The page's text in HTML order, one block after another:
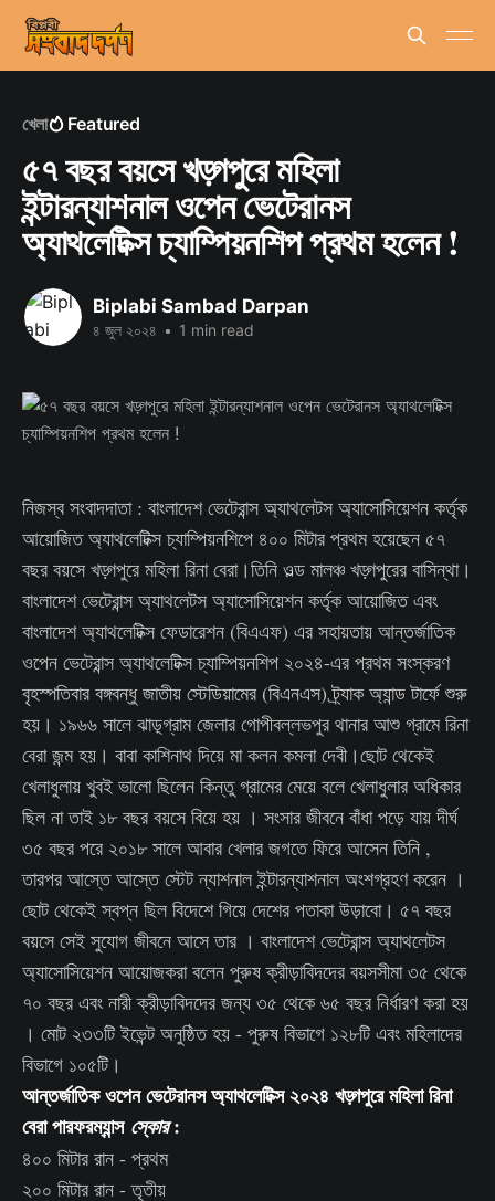
খেলা Featured
৫৭ বছর বয়সে খড়্গপুরে মহিলা
ইন্টারন্যাশনাল ওপেন ভেটেরানস
অ্যাথলেটিক্স চ্যাম্পিয়নশিপ প্রথম হলেন !
Biplabi Sambad Darpan
৪ জুল ২০২৪ • 1 min read
নিজস্ব সংবাদদাতা : বাংলাদেশ ভেটেরান্স অ্যাথলেটস অ্যাসোসিয়েশন কর্তৃক
আয়োজিত অ্যাথলেটিক্স চ্যাম্পিয়নশিপে ৪০০ মিটার প্রথম হয়েছেন ৫৭
বছর বয়সে খড়্গপুরে মহিলা রিনা বেরা।তিনি ওল্ড মালঞ্চ খড়্গপুরের বাসিন্থা।
বাংলাদেশ ভেটেরান্স অ্যাথলেটস অ্যাসোসিয়েশন কর্তৃক আয়োজিত এবং
বাংলাদেশ অ্যাথলেটিক্স ফেডারেশন (বিএএফ) এর সহায়তায় আন্তর্জাতিক
ওপেন ভেটেরান্স অ্যাথলেটিক্স চ্যাম্পিয়নশিপ ২০২৪-এর প্রথম সংস্করণ
বৃহস্পতিবার বঙ্গবন্ধু জাতীয় স্টেডিয়ামের (বিএনএস) ট্র্যাক অ্যান্ড টার্ফে শুরু
হয়। ১৯৬৬ সালে ঝাড়্গ্রাম জেলার গোপীবল্লভপুর থানার আশু গ্রামে রিনা
বেরা জন্ম হয়। বাবা কাশিনাথ দিয়ে মা কলন কমলা দেবী।ছোট থেকেই
খেলাধুলায় খুবই ভালো ছিলেন কিন্তু গ্রামের মেয়ে বলে খেলাধুলার অধিকার
ছিল না তাই ১৮ বছর বয়সে বিয়ে হয় । সংসার জীবনে বাঁধা পড়ে যায় দীর্ঘ
৩৫ বছর পরে ২০১৮ সালে আবার খেলার জগতে ফিরে আসেন তিনি ,
তারপর আস্তে আস্তে স্টেট ন্যাশনাল ইন্টারন্যাশনাল অংশগ্রহণ করেন ।
ছোট থেকেই স্বপ্ন ছিল বিদেশে গিয়ে দেশের পতাকা উড়াবো। ৫৭ বছর
বয়সে সেই সুযোগ জীবনে আসে তার । বাংলাদেশ ভেটেরান্স অ্যাথলেটস
অ্যাসোসিয়েশন আয়োজকরা বলেন পুরুষ ক্রীড়াবিদদের বয়সসীমা ৩৫ থেকে
৭০ বছর এবং নারী ক্রীড়াবিদদের জন্য ৩৫ থেকে ৬৫ বছর নির্ধারণ করা হয়
। মোট ২৩৩টি ইভেন্ট অনুষ্ঠিত হয় - পুরুষ বিভাগে ১২৮টি এবং মহিলাদের
বিভাগে ১০৫টি।
আন্তর্জাতিক ওপেন ভেটেরানস অ্যাথলেটিক্স ২০২৪ খড়্গপুরে মহিলা রিনা
বেরা পারফরম্যান্স স্কোর:
৪০০ মিটার রান - প্রথম
২০০ মিটার রান - তৃতীয়